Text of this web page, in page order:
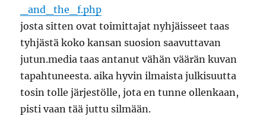
_and_the_f.php
josta sitten ovat toimittajat nyhjäisseet taas
tyhjästä koko kansan suosion saavuttavan
jutun.media taas antanut vähän väärän kuvan
tapahtuneesta. aika hyvin ilmaista julkisuutta
tosin tolle järjestölle, jota en tunne ollenkaan,
pisti vaan tää juttu silmään.